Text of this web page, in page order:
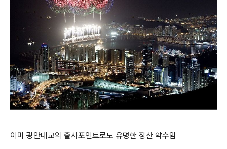
이미 광안대교의 출사포인트로도 유명한 장산 약수암